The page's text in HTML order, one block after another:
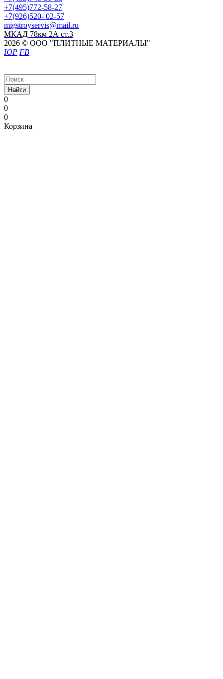
+7(495)772-58-27
+7(926)520- 02-57
migstroyservis@mail.ru
МКАД 78км 2А ст.3
2026 © ООО "ПЛИТНЫЕ МАТЕРИАЛЫ"
ЮР FB
Найти
0
0
0
Корзина